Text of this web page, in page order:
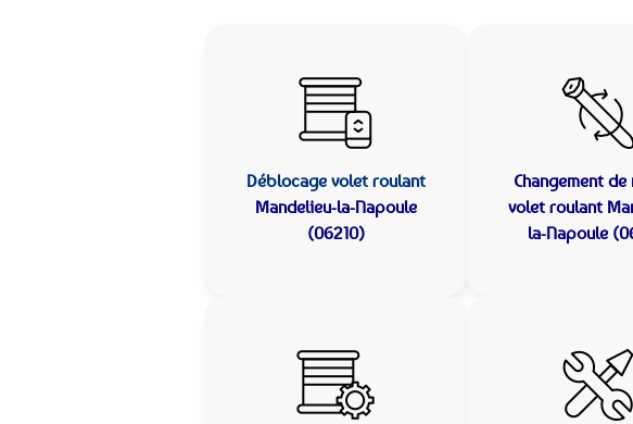
Déblocage volet roulant
Mandelieu-la-Napoule
(06210)
Changement
volet roulant
la-Napoule